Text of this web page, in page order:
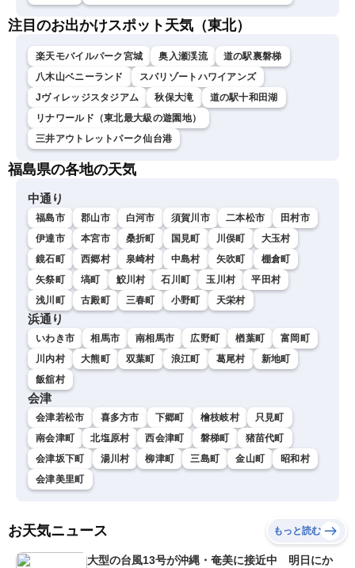
注目のお出かけスポット天気（東北）
楽天モバイルパーク宮城 奥入瀬渓流
道の駅裏磐梯
八木山ベニーランド
スパリゾートハワイアンズ
Jヴィレッジスタジアム
秋保大滝
道の駅十和田湖
リナワールド（東北最大級の遊園地）
三井アウトレットパーク仙台港
福島県の各地の天気
中通り
福島市 郡山市 白河市 須賀川市 二本松市
田村市
伊達市
本宮市 桑折町 国見町 川俣町
大玉村
鏡石町
西郷村 泉崎村 中島村 矢吹町
棚倉町
矢祭町
塙町 鮫川村 石川町 玉川村
平田村
浅川町
古殿町 三春町 小野町 天栄村
浜通り
いわき市 相馬市 南相馬市 広野町 楢葉町
富岡町
川内村
大熊町 双葉町 浪江町 葛尾村
新地町
飯舘村
会津
会津若松市 喜多方市 下郷町 檜枝岐村
只見町
南会津町
北塩原村 西会津町 磐梯町
猪苗代町
会津坂下町
湯川村 柳津町 三島町 金山町
昭和村
会津美里町
お天気ニュース もっと読む
大型の台風13号が沖縄・奄美に接近中 明日にか